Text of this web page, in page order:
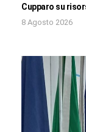
Cupparo su
8 Agosto 2026